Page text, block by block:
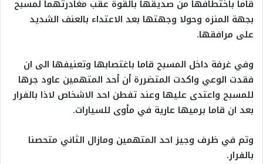
قاما باختطافها من صديقها بالقوة عقب مغادرتهما لمسبح
بجهة المنزه وحولا وجهتها بعد الاعتداء بالعنف الشديد
على مرافقها.
وفي غرفة داخل المسبح قاما باغتصابها وتعنيفها الى ان
فقدت الوعي واكدت المتضررة أن أحد المتهمين عاود جرها
للمسبح واعتدى عليها وعند تفطن احد الاشخاص لاذا بالفرار
بعد ان قاما برميها عارية في مأوى للسيارات.
وتم في ظرف وجيز احد المتهمين ومازال الثاني متحصنا
بالفرار.